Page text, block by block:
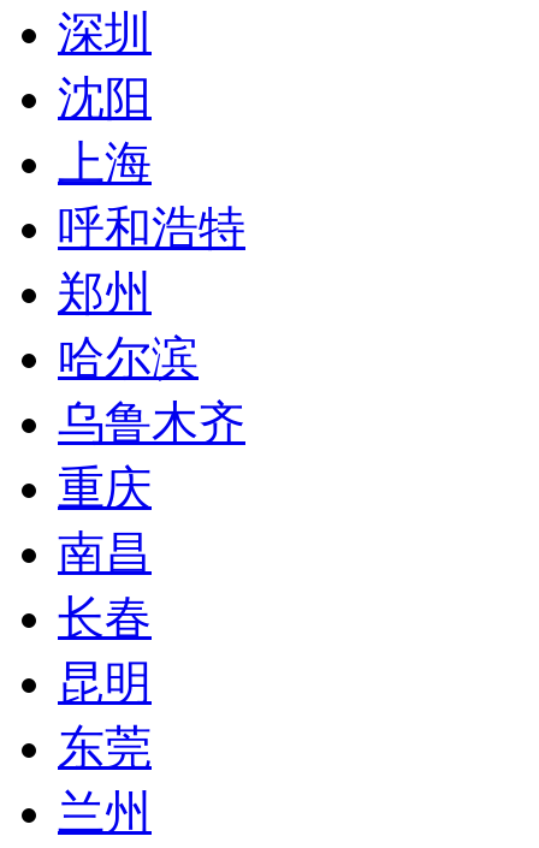
深圳
沈阳
上海
呼和浩特
郑州
哈尔滨
乌鲁木齐
重庆
南昌
长春
昆明
东莞
兰州